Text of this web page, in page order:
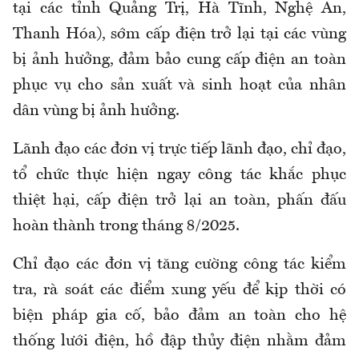
tại các tỉnh Quảng Trị, Hà Tĩnh, Nghệ An,
Thanh Hóa), sớm cấp điện trở lại tại các vùng
bị ảnh hưởng, đảm bảo cung cấp điện an toàn
phục vụ cho sản xuất và sinh hoạt của nhân
dân vùng bị ảnh hưởng.
Lãnh đạo các đơn vị trực tiếp lãnh đạo, chỉ đạo,
tổ chức thực hiện ngay công tác khắc phục
thiệt hại, cấp điện trở lại an toàn, phấn đấu
hoàn thành trong tháng 8/2025.
Chỉ đạo các đơn vị tăng cường công tác kiểm
tra, rà soát các điểm xung yếu để kịp thời có
biện pháp gia cố, bảo đảm an toàn cho hệ
thống lưới điện, hồ đập thủy điện nhằm đảm